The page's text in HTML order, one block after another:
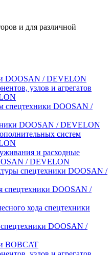
и для различной
DOOSAN / DEVELON
узлов и агрегатов
спецтехники DOOSAN /
DOOSAN / DEVELON
систем
и расходные
/ DEVELON
спецтехники DOOSAN /
спецтехники DOOSAN /
хода спецтехники
спецтехники DOOSAN /
BOBCAT